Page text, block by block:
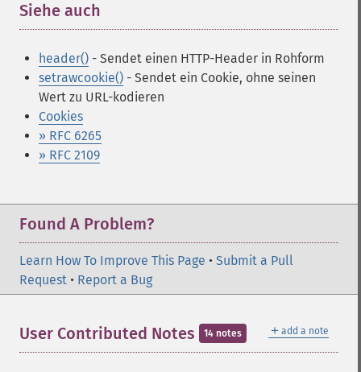
Siehe auch
header() - Sendet einen HTTP-Header in Rohform
setrawcookie() - Sendet ein Cookie, ohne seinen
Wert zu URL-kodieren
Cookies
» RFC 6265
» RFC 2109
Found A Problem?
Learn How To Improve This Page • Submit a Pull
Request • Report a Bug
＋ add a note
User Contributed Notes 14 notes